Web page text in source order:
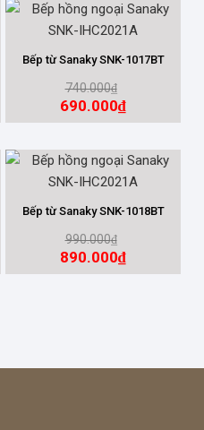
Bếp từ Sanaky SNK-1017BT
740.000₫
690.000₫
Bếp từ Sanaky SNK-1018BT
990.000₫
890.000₫